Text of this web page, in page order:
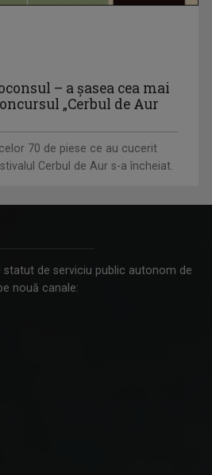
– a şasea cea mai
„Cerbul de Aur
70 de piese ce au cucerit
Cerbul de Aur s-a încheiat.
statut de serviciu public autonom de
nouă canale: